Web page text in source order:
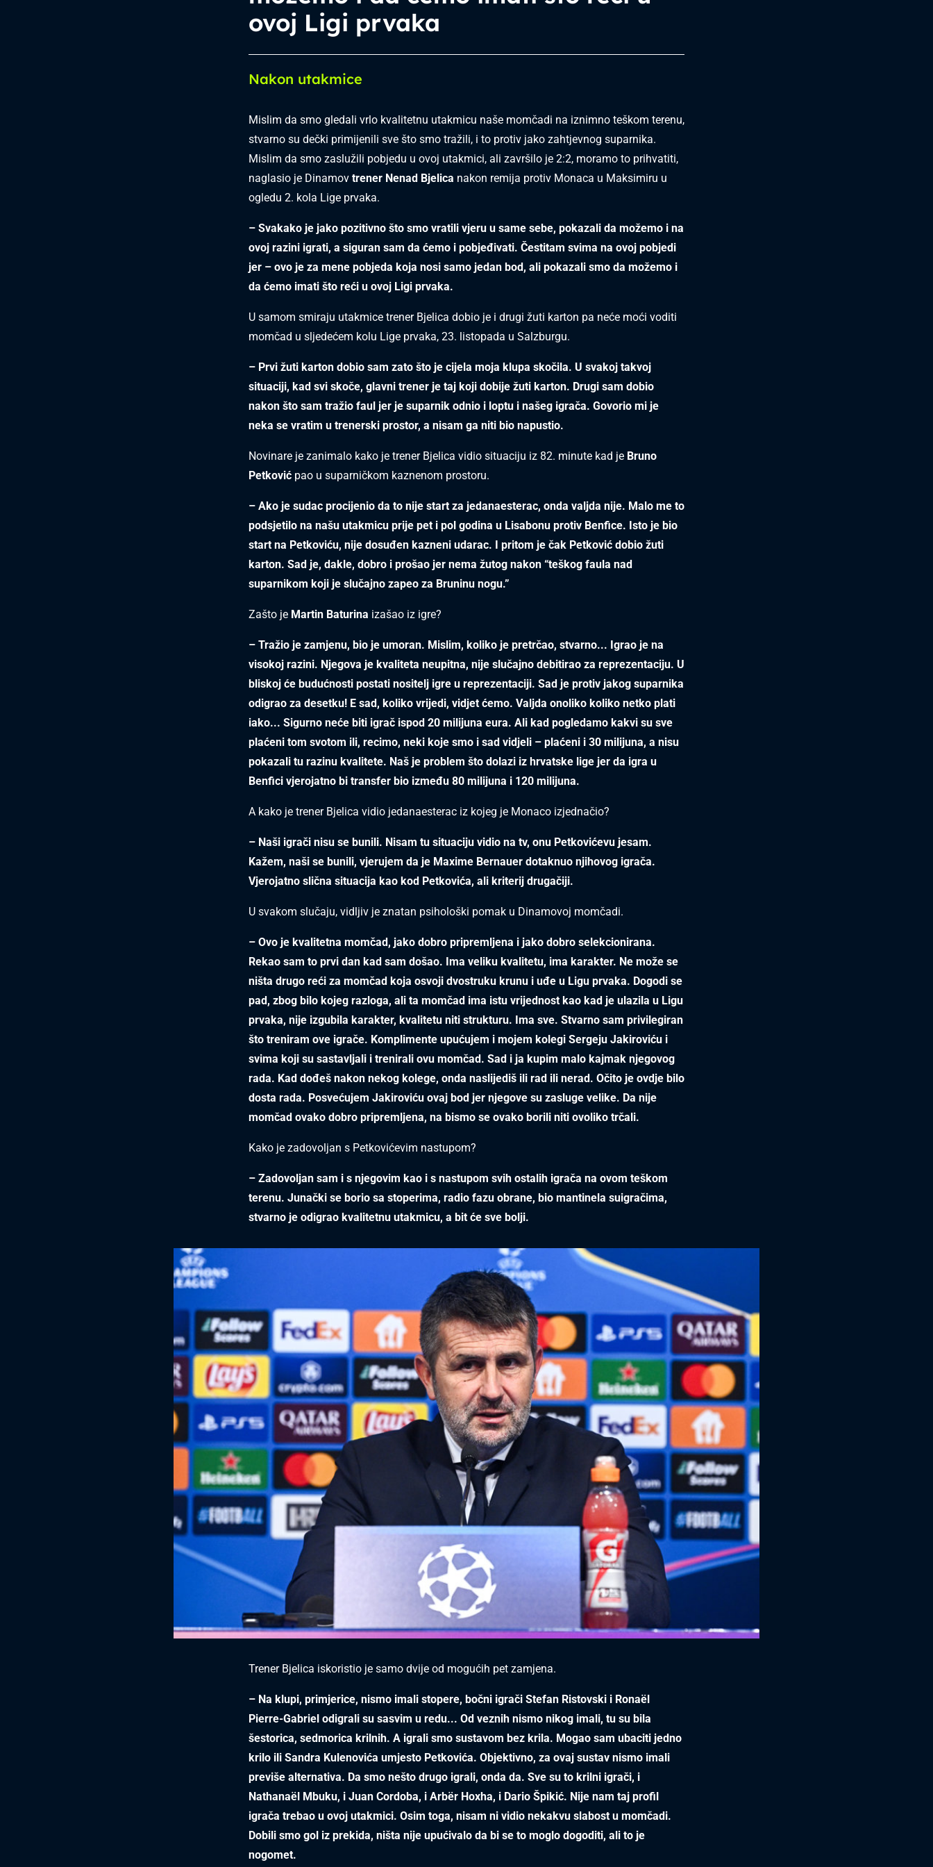
ovoj Ligi prvaka
Nakon utakmice
Mislim da smo gledali vrlo kvalitetnu utakmicu naše momčadi na iznimno teškom terenu,
stvarno su dečki primijenili sve što smo tražili, i to protiv jako zahtjevnog suparnika.
Mislim da smo zaslužili pobjedu u ovoj utakmici, ali završilo je 2:2, moramo to prihvatiti,
naglasio je Dinamov trener Nenad Bjelica nakon remija protiv Monaca u Maksimiru u
ogledu 2. kola Lige prvaka.
– Svakako je jako pozitivno što smo vratili vjeru u same sebe, pokazali da možemo i na
ovoj razini igrati, a siguran sam da ćemo i pobjeđivati. Čestitam svima na ovoj pobjedi
jer – ovo je za mene pobjeda koja nosi samo jedan bod, ali pokazali smo da možemo i
da ćemo imati što reći u ovoj Ligi prvaka.
U samom smiraju utakmice trener Bjelica dobio je i drugi žuti karton pa neće moći voditi
momčad u sljedećem kolu Lige prvaka, 23. listopada u Salzburgu.
– Prvi žuti karton dobio sam zato što je cijela moja klupa skočila. U svakoj takvoj
situaciji, kad svi skoče, glavni trener je taj koji dobije žuti karton. Drugi sam dobio
nakon što sam tražio faul jer je suparnik odnio i loptu i našeg igrača. Govorio mi je
neka se vratim u trenerski prostor, a nisam ga niti bio napustio.
Novinare je zanimalo kako je trener Bjelica vidio situaciju iz 82. minute kad je Bruno
Petković pao u suparničkom kaznenom prostoru.
– Ako je sudac procijenio da to nije start za jedanaesterac, onda valjda nije. Malo me to
podsjetilo na našu utakmicu prije pet i pol godina u Lisabonu protiv Benfice. Isto je bio
start na Petkoviću, nije dosuđen kazneni udarac. I pritom je čak Petković dobio žuti
karton. Sad je, dakle, dobro i prošao jer nema žutog nakon “teškog faula nad
suparnikom koji je slučajno zapeo za Bruninu nogu.”
Zašto je Martin Baturina izašao iz igre?
– Tražio je zamjenu, bio je umoran. Mislim, koliko je pretrčao, stvarno... Igrao je na
visokoj razini. Njegova je kvaliteta neupitna, nije slučajno debitirao za reprezentaciju. U
bliskoj će budućnosti postati nositelj igre u reprezentaciji. Sad je protiv jakog suparnika
odigrao za desetku! E sad, koliko vrijedi, vidjet ćemo. Valjda onoliko koliko netko plati
iako... Sigurno neće biti igrač ispod 20 milijuna eura. Ali kad pogledamo kakvi su sve
plaćeni tom svotom ili, recimo, neki koje smo i sad vidjeli – plaćeni i 30 milijuna, a nisu
pokazali tu razinu kvalitete. Naš je problem što dolazi iz hrvatske lige jer da igra u
Benfici vjerojatno bi transfer bio između 80 milijuna i 120 milijuna.
A kako je trener Bjelica vidio jedanaesterac iz kojeg je Monaco izjednačio?
– Naši igrači nisu se bunili. Nisam tu situaciju vidio na tv, onu Petkovićevu jesam.
Kažem, naši se bunili, vjerujem da je Maxime Bernauer dotaknuo njihovog igrača.
Vjerojatno slična situacija kao kod Petkovića, ali kriterij drugačiji.
U svakom slučaju, vidljiv je znatan psihološki pomak u Dinamovoj momčadi.
– Ovo je kvalitetna momčad, jako dobro pripremljena i jako dobro selekcionirana.
Rekao sam to prvi dan kad sam došao. Ima veliku kvalitetu, ima karakter. Ne može se
ništa drugo reći za momčad koja osvoji dvostruku krunu i uđe u Ligu prvaka. Dogodi se
pad, zbog bilo kojeg razloga, ali ta momčad ima istu vrijednost kao kad je ulazila u Ligu
prvaka, nije izgubila karakter, kvalitetu niti strukturu. Ima sve. Stvarno sam privilegiran
što treniram ove igrače. Komplimente upućujem i mojem kolegi Sergeju Jakiroviću i
svima koji su sastavljali i trenirali ovu momčad. Sad i ja kupim malo kajmak njegovog
rada. Kad dođeš nakon nekog kolege, onda naslijediš ili rad ili nerad. Očito je ovdje bilo
dosta rada. Posvećujem Jakiroviću ovaj bod jer njegove su zasluge velike. Da nije
momčad ovako dobro pripremljena, na bismo se ovako borili niti ovoliko trčali.
Kako je zadovoljan s Petkovićevim nastupom?
– Zadovoljan sam i s njegovim kao i s nastupom svih ostalih igrača na ovom teškom
terenu. Junački se borio sa stoperima, radio fazu obrane, bio mantinela suigračima,
stvarno je odigrao kvalitetnu utakmicu, a bit će sve bolji.
Trener Bjelica iskoristio je samo dvije od mogućih pet zamjena.
– Na klupi, primjerice, nismo imali stopere, bočni igrači Stefan Ristovski i Ronaël
Pierre-Gabriel odigrali su sasvim u redu... Od veznih nismo nikog imali, tu su bila
šestorica, sedmorica krilnih. A igrali smo sustavom bez krila. Mogao sam ubaciti jedno
krilo ili Sandra Kulenovića umjesto Petkovića. Objektivno, za ovaj sustav nismo imali
previše alternativa. Da smo nešto drugo igrali, onda da. Sve su to krilni igrači, i
Nathanaël Mbuku, i Juan Cordoba, i Arbër Hoxha, i Dario Špikić. Nije nam taj profil
igrača trebao u ovoj utakmici. Osim toga, nisam ni vidio nekakvu slabost u momčadi.
Dobili smo gol iz prekida, ništa nije upućivalo da bi se to moglo dogoditi, ali to je
nogomet.